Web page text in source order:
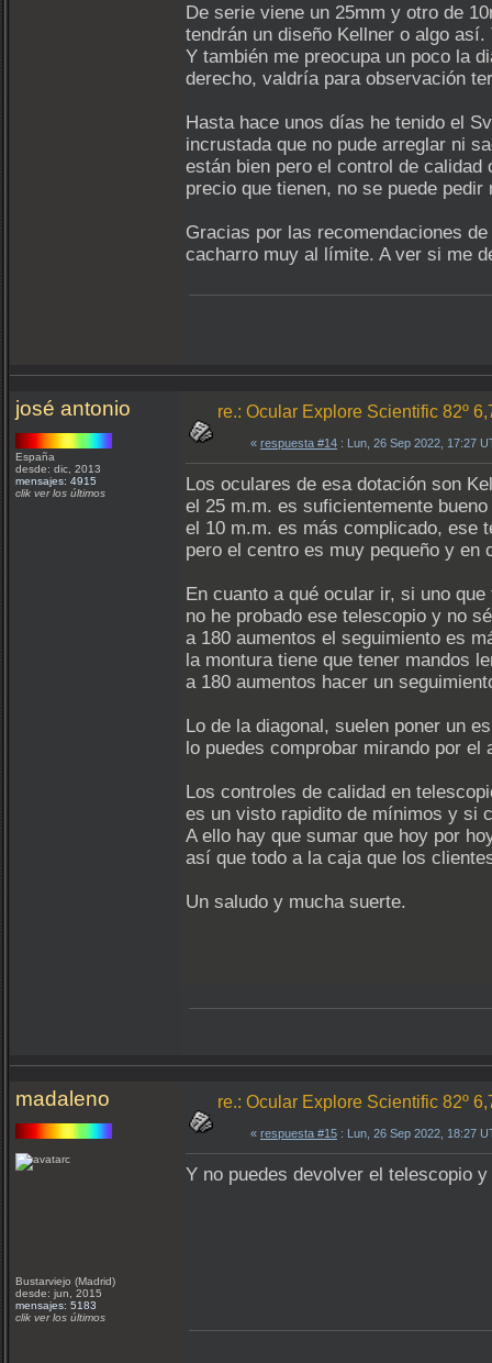
De serie viene un 25mm y otro de
tendrán un diseño Kellner o algo
Y también me preocupa un poco la
derecho, valdría para observación
Hasta hace unos días he tenido el
incrustada que no pude arreglar ni
están bien pero el control de
precio que tienen, no se puede
Gracias por las recomendaciones
cacharro muy al límite. A ver si me
josé antonio
España
desde: dic, 2013
mensajes: 4915
clik ver los últimos
re.: Ocular Explore Scientific 82º
« respuesta #14 : Lun, 26 Sep 2022, 17:27
Los oculares de esa dotación son
el 25 m.m. es suficientemente
el 10 m.m. es más complicado, ese
pero el centro es muy pequeño y en
En cuanto a qué ocular ir, si uno
no he probado ese telescopio y no
a 180 aumentos el seguimiento es
la montura tiene que tener mandos
a 180 aumentos hacer un
Lo de la diagonal, suelen poner un
lo puedes comprobar mirando por el
Los controles de calidad en
es un visto rapidito de mínimos y si
A ello hay que sumar que hoy por
así que todo a la caja que los
Un saludo y mucha suerte.
madaleno
Bustarviejo (Madrid)
desde: jun, 2015
mensajes: 5183
clik ver los últimos
re.: Ocular Explore Scientific 82º
« respuesta #15 : Lun, 26 Sep 2022, 18:27
Y no puedes devolver el telescopio